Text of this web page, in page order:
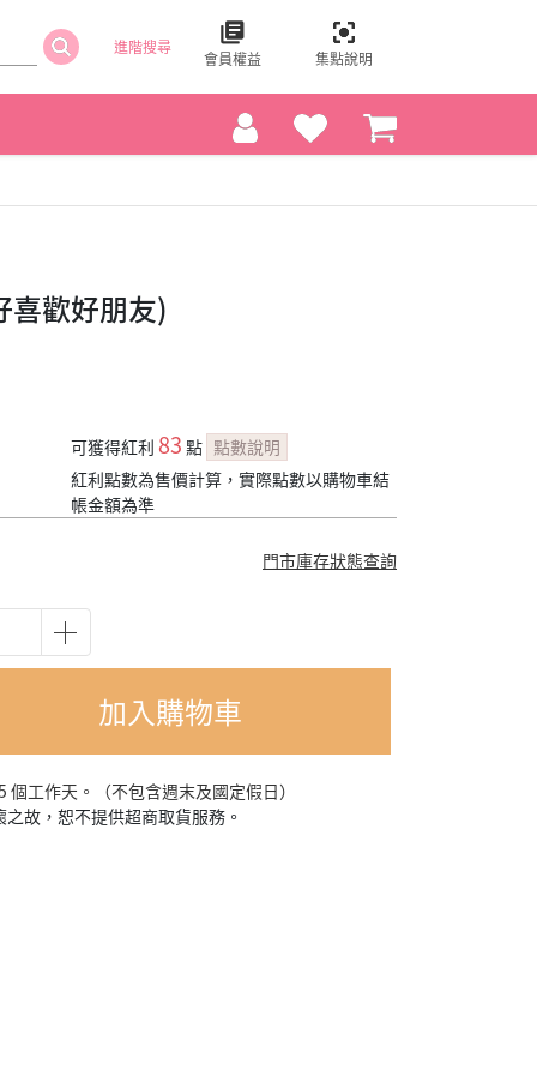
進階搜尋
會員權益 集點說明
喜歡好朋友)
可獲得紅利 83 點 點數說明
紅利點數為售價計算，實際點數以購物車結
帳金額為準
門市庫存狀態查詢
加入購物車
工作天。（不包含週末及國定假日）
故，恕不提供超商取貨服務。